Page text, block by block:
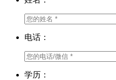
电话：
学历：